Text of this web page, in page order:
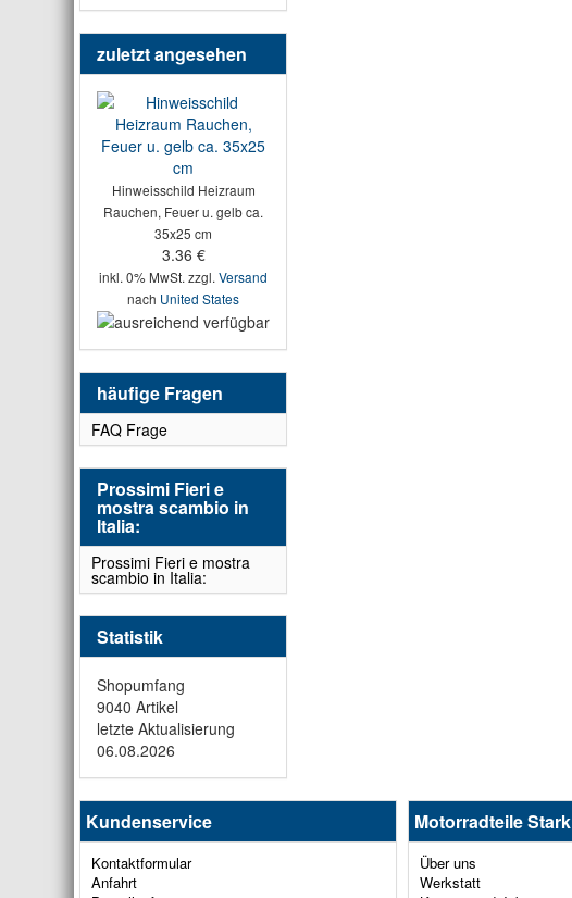
zuletzt angesehen
Hinweisschild Heizraum
Rauchen, Feuer u. gelb ca.
35x25 cm
3.36 €
inkl. 0% MwSt. zzgl.Versand
nach United States
häufige Fragen
FAQ Frage
Prossimi Fieri e
mostra scambio in
Italia:
Prossimi Fieri e mostra
scambio in Italia:
Statistik
Shopumfang
9040 Artikel
letzte Aktualisierung
06.08.2026
Kundenservice
Kontaktformular
Anfahrt
Motorradteile Stark
Über uns
Werkstatt